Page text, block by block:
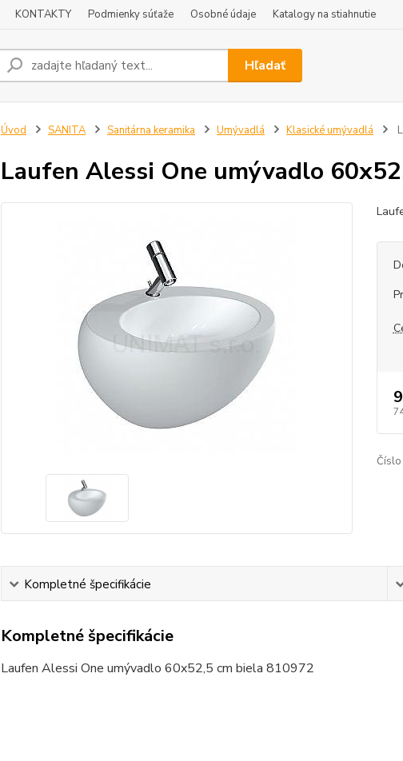
KONTAKTY Podmienky súťaže Osobné údaje Katalogy na stiahnutie
Hľadať
Úvod SANITA Sanitárna keramika Umývadlá Klasické umývadlá
Laufen Alessi One umývadlo
Číslo
Kompletné špecifikácie
Kompletné špecifikácie
Laufen Alessi One umývadlo 60x52,5 cm biela 810972